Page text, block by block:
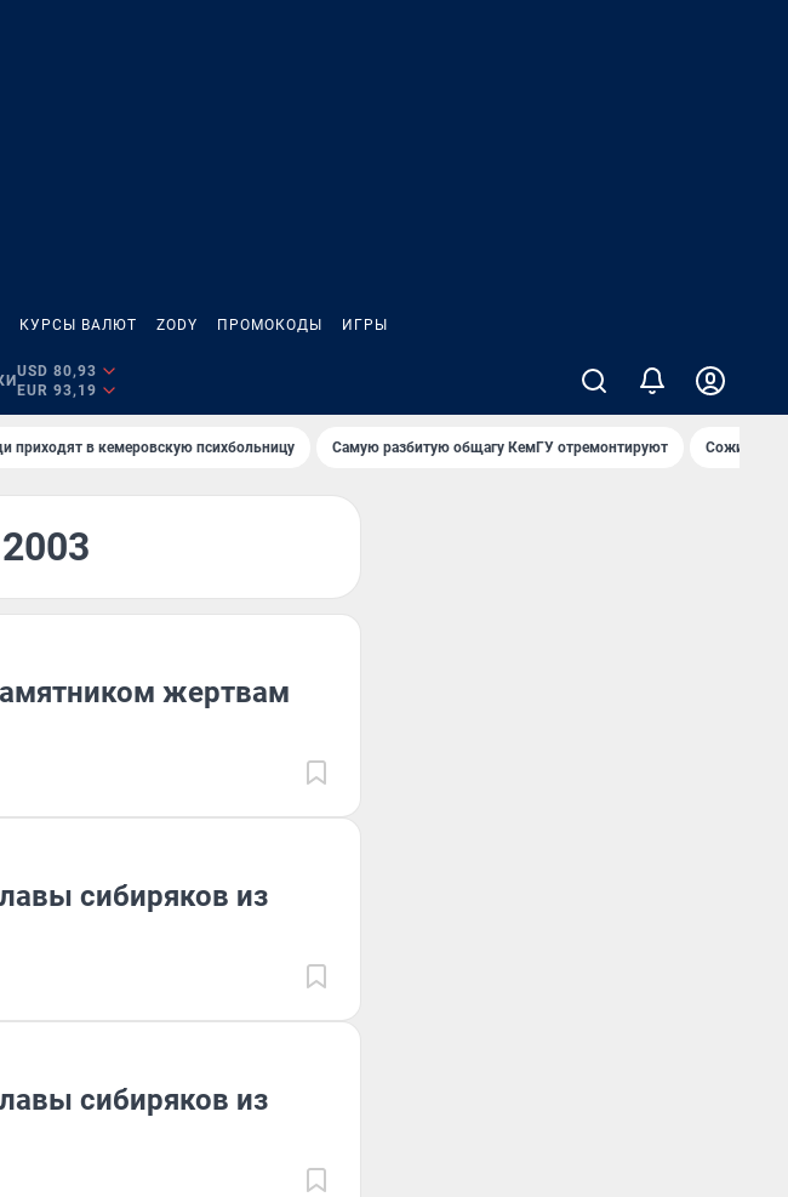
КУРСЫ ВАЛЮТ ZODY ПРОМОКОДЫ ИГРЫ
USD 80,93
EUR 93,19
приходят в кемеровскую психбольницу Самую разбитую общагу КемГУ отремонтируют
жертвам
сибиряков из
сибиряков из